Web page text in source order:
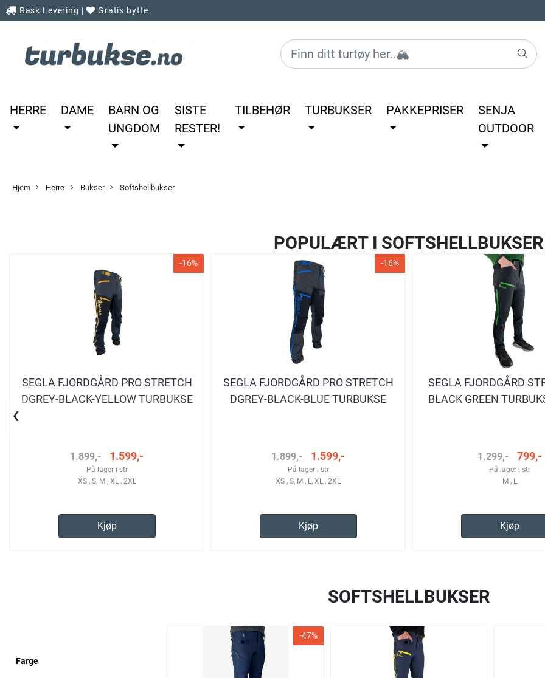
Rask Levering | Gratis bytte
HERRE DAME
BARN OG
UNGDOM
SISTE
RESTER!
TILBEHØR TURBUKSER PAKKEPRISER
SENJA
OUTDOOR
Hjem Herre Bukser Softshellbukser
POPULÆRT I SOFTSHELLBUKSER
-16%
SEGLA FJORDGÅRD PRO STRETCH
DGREY-BLACK-YELLOW TURBUKSE
1.899,- 1.599,-
På lager i str
XS , S, M , XL , 2XL
Kjøp
-16%
SEGLA FJORDGÅRD PRO STRETCH
DGREY-BLACK-BLUE TURBUKSE
1.899,- 1.599,-
På lager i str
XS , S, M , L, XL , 2XL
Kjøp
SEGLA FJORDGÅRD
BLACK GREEN
1.299,- 799,-
På lager i str
M , L
Kjøp
‹
SOFTSHELLBUKSER
Farge
-47%